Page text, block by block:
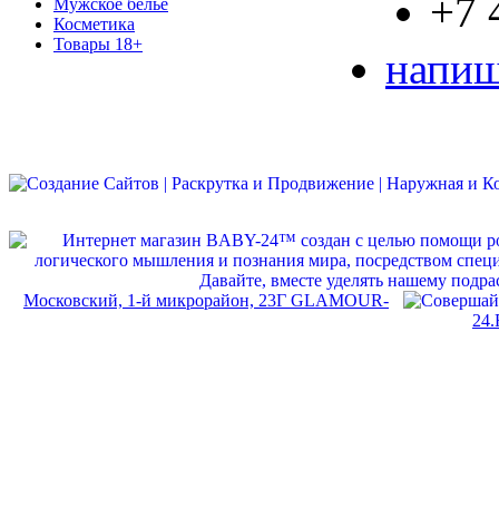
Мужское белье
Косметика
Товары 18+
+7
Московский, 1-й микрорайон, 23Г GLAMOUR-